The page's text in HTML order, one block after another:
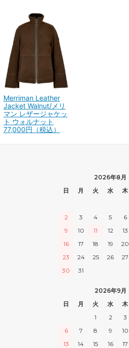
Merriman Leather
Jacket Walnut/メリ
マン レザージャケッ
ト ウォルナット
77,000円（税込）
2026年8月
日
月 火 水 木
2
3 4 5 6
9
10 11 12 13
16
17 18 19 20
23
24 25 26 27
30
31
2026年9月
日
月 火 水 木
1
2 3
6
7 8 9 10
13
14 15 16 17